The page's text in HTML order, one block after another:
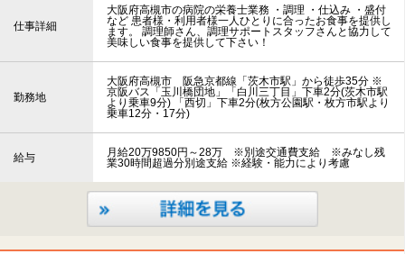
仕事詳細
大阪府高槻市の病院の栄養士業務 ・調理 ・仕込み ・盛付
など 患者様・利用者様一人ひとりに合ったお食事を提供し
ます。 調理師さん、調理サポートスタッフさんと協力して
美味しい食事を提供して下さい！
勤務地
大阪府高槻市 阪急京都線「茨木市駅」から徒歩35分 ※
京阪バス「玉川橋団地」「白川三丁目」下車2分(茨木市駅
より乗車9分) 「西切」下車2分(枚方公園駅・枚方市駅より
乗車12分・17分)
給与
月給20万9850円～28万 ※別途交通費支給 ※みなし残
業30時間超過分別途支給 ※経験・能力により考慮